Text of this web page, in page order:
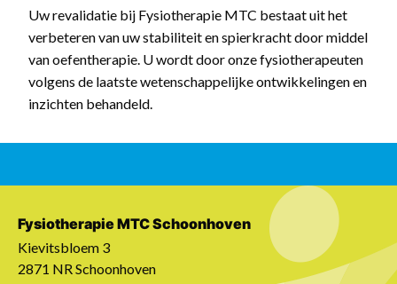
Uw revalidatie bij Fysiotherapie MTC bestaat uit het
verbeteren van uw stabiliteit en spierkracht door middel
van oefentherapie. U wordt door onze fysiotherapeuten
volgens de laatste wetenschappelijke ontwikkelingen en
inzichten behandeld.
Fysiotherapie MTC Schoonhoven
Kievitsbloem 3
2871 NR Schoonhoven